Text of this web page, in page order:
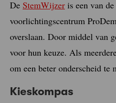
De StemWijzer is een van
voorlichtingscentrum
overslaan. Door middel van
voor hun keuze. Als
om een beter onderscheid te
Kieskompas